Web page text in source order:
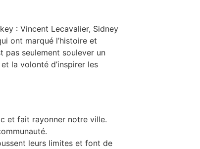
: Vincent Lecavalier, Sidney
ont marqué l’histoire et
pas seulement soulever un
la volonté d’inspirer les
et fait rayonner notre ville.
leurs limites et font de